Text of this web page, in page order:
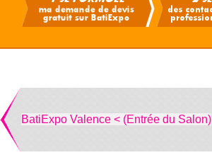
BatiExpo Valence < (Entrée du Salon)